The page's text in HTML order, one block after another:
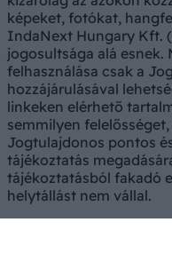
képeket, fotókat,
IndaNext Hungary Kft.
jogosultsága alá esnek.
felhasználása csak a
hozzájárulásával
linkeken elérhető
semmilyen
Jogtulajdonos pontos
tájékoztatás
tájékoztatásból fakadó
helytállást nem vállal.